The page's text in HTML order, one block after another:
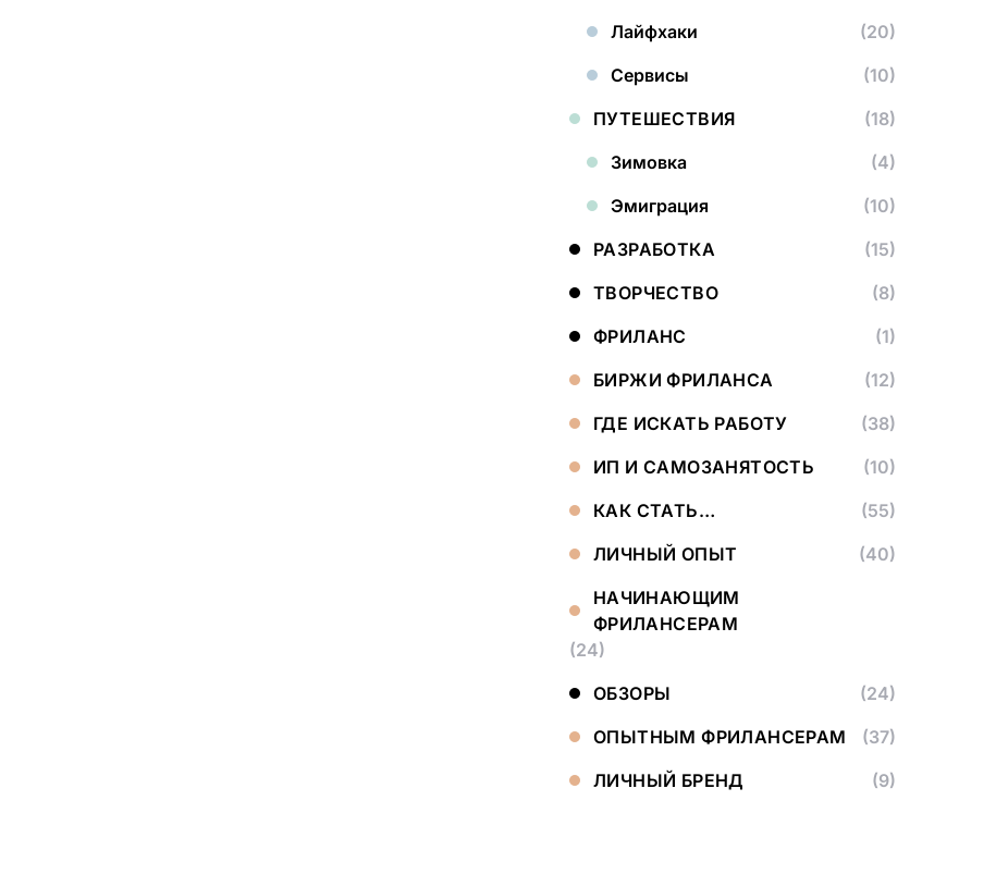
Лайфхаки
(20)
Сервисы
(10)
ПУТЕШЕСТВИЯ
(18)
Зимовка
(4)
Эмиграция
(10)
РАЗРАБОТКА
(15)
ТВОРЧЕСТВО
(8)
ФРИЛАНС
(1)
БИРЖИ ФРИЛАНСА
(12)
ГДЕ ИСКАТЬ РАБОТУ
(38)
ИП И САМОЗАНЯТОСТЬ
(10)
КАК СТАТЬ…
(55)
ЛИЧНЫЙ ОПЫТ
(40)
НАЧИНАЮЩИМ
ФРИЛАНСЕРАМ
(24)
ОБЗОРЫ
(24)
ОПЫТНЫМ ФРИЛАНСЕРАМ
(37)
ЛИЧНЫЙ БРЕНД
(9)